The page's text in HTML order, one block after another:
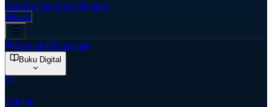
AspirasiCari GerejaKontak
Masuk
Beranda Almanak
Buku Digital
Alkitab